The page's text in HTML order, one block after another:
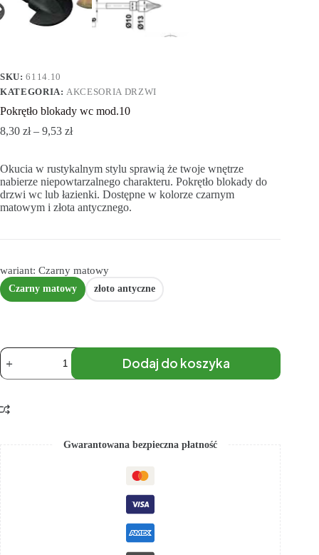
SKU:6114.10
KATEGORIA: AKCESORIA DRZWI
Pokrętło blokady wc mod.10
8,30 zł– 9,53 zł
Okucia w rustykalnym stylu sprawią że twoje wnętrze
nabierze niepowtarzalnego charakteru. Pokrętło blokady do
drzwi wc lub łazienki. Dostępne w kolorze czarnym
matowym i złota antycznego.
wariant: Czarny matowy
Czarny matowy złoto antyczne
Dodaj do koszyka
Gwarantowana bezpieczna płatność